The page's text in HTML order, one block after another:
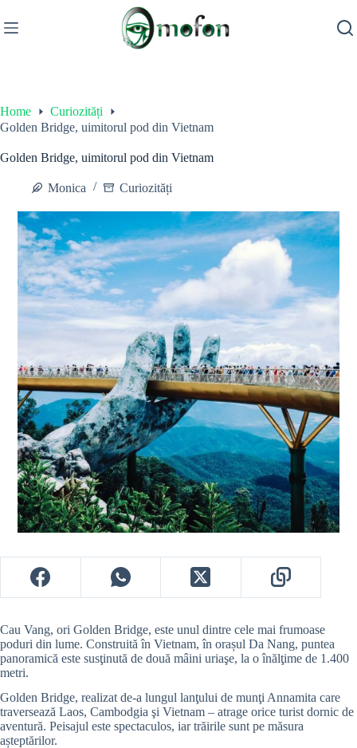
to
content
Home
Curiozități
Golden Bridge, uimitorul pod din Vietnam
Golden Bridge, uimitorul pod din Vietnam
Monica Curiozități
Cau Vang, ori Golden Bridge, este unul dintre cele mai frumoase
poduri din lume. Construită în Vietnam, în orașul Da Nang, puntea
panoramică este susţinută de două mâini uriaşe, la o înălţime de 1.400
metri.
Golden Bridge, realizat de-a lungul lanţului de munţi Annamita care
traversează Laos, Cambodgia şi Vietnam – atrage orice turist dornic de
aventură. Peisajul este spectaculos, iar trăirile sunt pe măsura
așteptărilor.